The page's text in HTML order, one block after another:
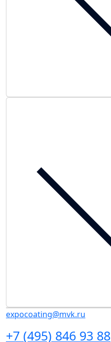
expocoating@mvk.ru
+7 (495) 846 93 88